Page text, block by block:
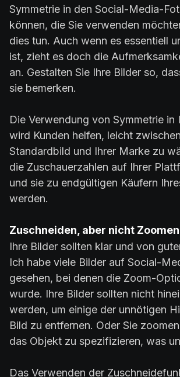
Symmetrie in den Social-Media-
können, die Sie verwenden
dies tun. Auch wenn es essentiell
ist, zieht es doch die
an. Gestalten Sie Ihre Bilder so,
sie bemerken.
Die Verwendung von Symmetrie in
wird Kunden helfen, leicht
Standardbild und Ihrer Marke zu
die Zuschauerzahlen auf Ihrer
und sie zu endgültigen Käufern
werden.
Zuschneiden, aber nicht Zoomen
Ihre Bilder sollten klar und von
Ich habe viele Bilder auf Social-
gesehen, bei denen die Zoom-
wurde. Ihre Bilder sollten nicht
werden, um einige der unnötigen
Bild zu entfernen. Oder Sie
das Objekt zu spezifizieren, was
Das Verwenden der